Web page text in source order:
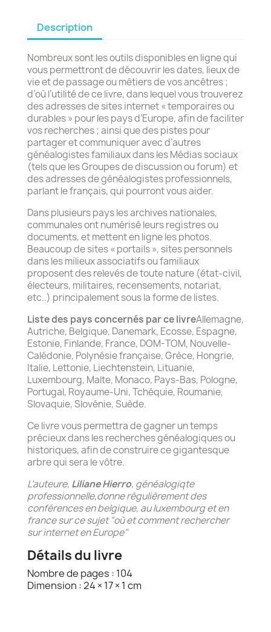
Description
Nombreux sont les outils disponibles en ligne qui
vous permettront de découvrir les dates, lieux de
vie et de passage ou métiers de vos ancêtres ;
d’où l’utilité de ce livre, dans lequel vous trouverez
des adresses de sites internet « temporaires ou
durables » pour les pays d’Europe, afin de faciliter
vos recherches ; ainsi que des pistes pour
partager et communiquer avec d’autres
généalogistes familiaux dans les Médias sociaux
(tels que les Groupes de discussion ou forum) et
des adresses de généalogistes professionnels,
parlant le français, qui pourront vous aider.
Dans plusieurs pays les archives nationales,
communales ont numérisé leurs registres ou
documents, et mettent en ligne les photos.
Beaucoup de sites « portails », sites personnels
dans les milieux associatifs ou familiaux
proposent des relevés de toute nature (état-civil,
électeurs, militaires, recensements, notariat,
etc..) principalement sous la forme de listes.
Liste des pays concernés par ce livreAllemagne,
Autriche, Belgique, Danemark, Ecosse, Espagne,
Estonie, Finlande, France, DOM-TOM, Nouvelle-
Calédonie, Polynésie française, Grèce, Hongrie,
Italie, Lettonie, Liechtenstein, Lituanie,
Luxembourg, Malte, Monaco, Pays-Bas, Pologne,
Portugal, Royaume-Uni, Tchéquie, Roumanie,
Slovaquie, Slovénie, Suède.
Ce livre vous permettra de gagner un temps
précieux dans les recherches généalogiques ou
historiques, afin de construire ce gigantesque
arbre qui sera le vôtre.
L’auteure, Liliane Hierro, généalogiqte
professionnelle,donne régulièrement des
conférences en belgique, au luxembourg et en
france sur ce sujet "où et comment rechercher
sur internet en Europe"
Détails du livre
Nombre de pages : 104
Dimension : 24 × 17 × 1 cm